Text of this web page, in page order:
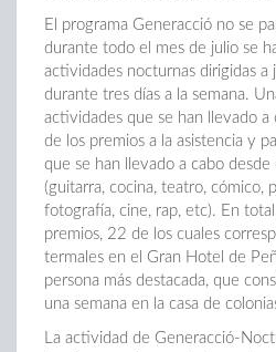
El programa Generacció no se
durante todo el mes de julio se
actividades nocturnas dirigidas a
durante tres días a la semana.
actividades que se han llevado a
de los premios a la asistencia y
que se han llevado a cabo
(guitarra, cocina, teatro, cómico,
fotografía, cine, rap, etc). En
premios, 22 de los cuales
termales en el Gran Hotel de
persona más destacada, que
una semana en la casa de
La actividad de Generacció-